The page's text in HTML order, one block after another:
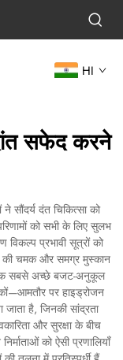
HI
सफेद करने
दंत चिकित्सा को
को सभी के लिए सुलभ
प्रभावी सूत्रों को
की चमक और समग्र मुस्कान
सबसे अच्छे बजट-अनुकूल
पर हाइड्रोजन
जाता है, जिनकी सांद्रता
और सुरक्षा के बीच
को ऐसी प्रणालियाँ